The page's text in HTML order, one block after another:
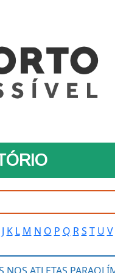
J K L M N O P Q R S T U V